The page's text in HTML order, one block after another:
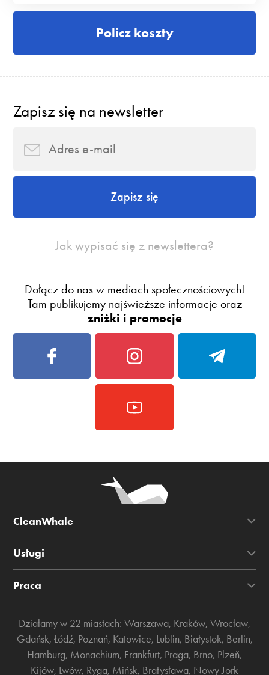
Policz koszty
Zapisz się na newsletter
Zapisz się
Jak wypisać się z newslettera?
Dołącz do nas w mediach społecznościowych!
Tam publikujemy najświeższe informacje oraz
zniżki i promocje
CleanWhale
Usługi
Praca
Działamy w 22 miastach: Warszawa, Kraków, Wrocław,
Gdańsk, Łódź, Poznań, Katowice, Lublin, Białystok, Berlin,
Hamburg, Monachium, Frankfurt, Praga, Brno, Plzeň,
Kijów, Lwów, Ryga, Mińsk, Bratysława, Nowy Jork